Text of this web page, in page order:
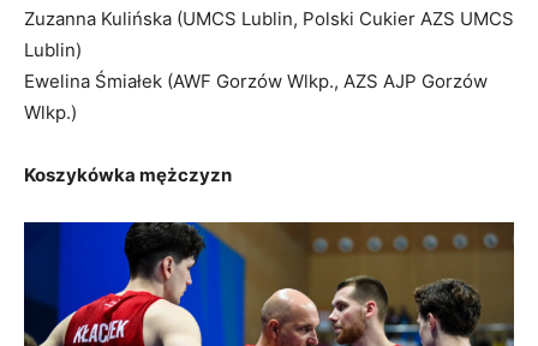
Zuzanna Kulińska (UMCS Lublin, Polski Cukier AZS UMCS
Lublin)
Ewelina Śmiałek (AWF Gorzów Wlkp., AZS AJP Gorzów
Wlkp.)
Koszykówka mężczyzn